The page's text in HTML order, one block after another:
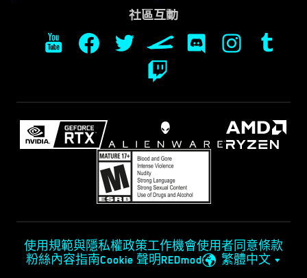
社區互動
使用規範與隱私權政策工作機會使用者同意條款
粉絲內容指南Cookie 聲明REDmod 繁體中文